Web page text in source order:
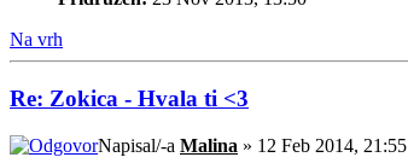
Na vrh
Re: Zokica - Hvala ti <3
Napisal/-a Malina » 12 Feb 2014, 21:55